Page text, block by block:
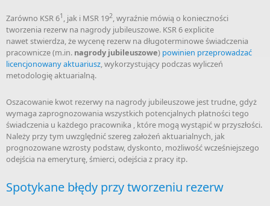
Zarówno KSR 61 , jak i MSR 192, wyraźnie mówią o konieczności
tworzenia rezerw na nagrody jubileuszowe. KSR 6 explicite
nawet stwierdza, że wycenę rezerw na długoterminowe świadczenia
pracownicze (m.in. nagrody jubileuszowe) powinien przeprowadzać
licencjonowany aktuariusz, wykorzystujący podczas wyliczeń
metodologię aktuarialną.
Oszacowanie kwot rezerwy na nagrody jubileuszowe jest trudne, gdyż
wymaga zaprognozowania wszystkich potencjalnych płatności tego
świadczenia u każdego pracownika , które mogą wystąpić w przyszłości.
Należy przy tym uwzględnić szereg założeń aktuarialnych, jak
prognozowane wzrosty podstaw, dyskonto, możliwość wcześniejszego
odejścia na emeryturę, śmierci, odejścia z pracy itp.
Spotykane błędy przy tworzeniu rezerw